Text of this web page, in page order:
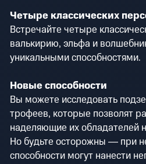
Четыре классических
Встречайте четыре
валькирию, эльфа и
уникальными способностями.
Новые способности
Вы можете исследовать
трофеев, которые позволят
наделяющие их обладателей
Но будьте осторожны ― при
способности могут нанести